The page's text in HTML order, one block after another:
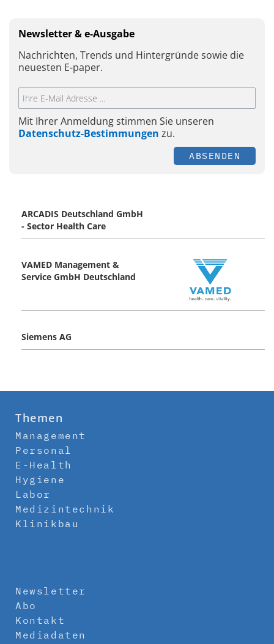
Newsletter & e-Ausgabe
Nachrichten, Trends und Hintergründe sowie die
neuesten E-paper.
Mit Ihrer Anmeldung stimmen Sie unseren
Datenschutz-Bestimmungen zu.
ABSENDEN
ARCADIS Deutschland GmbH
- Sector Health Care
VAMED Management &
Service GmbH Deutschland
Siemens AG
Themen
Management
Personal
E-Health
Hygiene
Labor
Medizintechnik
Klinikbau
Newsletter
Abo
Kontakt
Mediadaten